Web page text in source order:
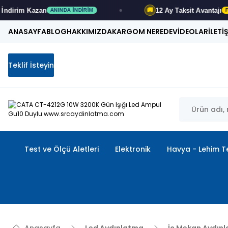
İNDIRIM 🚚 Taksit Avantajı FIRSATI KAÇIRMA
ANASAYFABLOGHAKKIMIZDAKARGOM NEREDEVİDEOLAR
Teklif İsteyin
Test ve Ölçü Aletleri Elektronik Havya - Lehim